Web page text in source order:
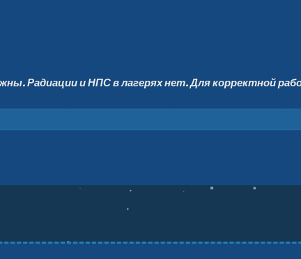
Радиации и НПС в лагерях нет. Для корректной